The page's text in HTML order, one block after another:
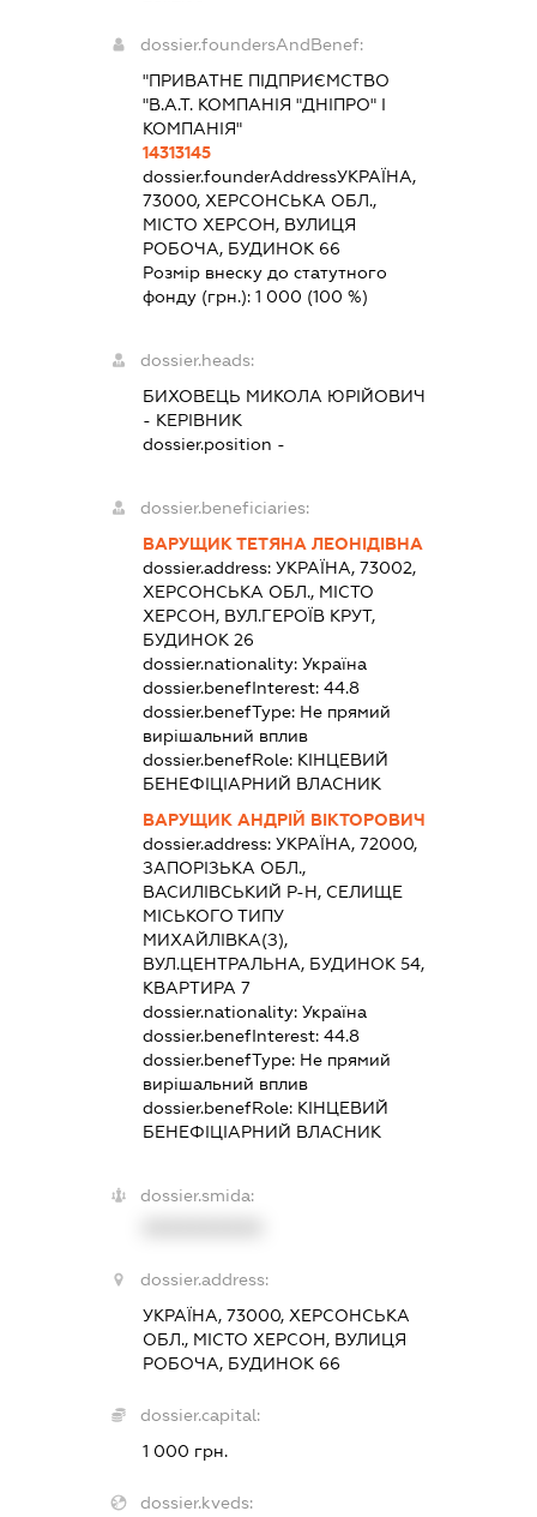
dossier.foundersAndBenef:
"ПРИВАТНЕ ПІДПРИЄМСТВО
"В.А.Т. КОМПАНІЯ "ДНІПРО" І
КОМПАНІЯ"
14313145
dossier.founderAddressУКРАЇНА,
73000, ХЕРСОНСЬКА ОБЛ.,
МІСТО ХЕРСОН, ВУЛИЦЯ
РОБОЧА, БУДИНОК 66
Розмір внеску до статутного
фонду (грн.):1 000 (100 %)
dossier.heads:
БИХОВЕЦЬ МИКОЛА ЮРІЙОВИЧ
- КЕРІВНИК
dossier.position -
dossier.beneficiaries:
ВАРУЩИК ТЕТЯНА ЛЕОНІДІВНА
dossier.address:УКРАЇНА, 73002,
ХЕРСОНСЬКА ОБЛ., МІСТО
ХЕРСОН, ВУЛ.ГЕРОЇВ КРУТ,
БУДИНОК 26
dossier.nationality:Україна
dossier.benefInterest:44.8
dossier.benefType: Не прямий
вирішальний вплив
dossier.benefRole: КІНЦЕВИЙ
БЕНЕФІЦІАРНИЙ ВЛАСНИК
ВАРУЩИК АНДРІЙ ВІКТОРОВИЧ
dossier.address:УКРАЇНА, 72000,
ЗАПОРІЗЬКА ОБЛ.,
ВАСИЛІВСЬКИЙ Р-Н, СЕЛИЩЕ
МІСЬКОГО ТИПУ
МИХАЙЛІВКА(З),
ВУЛ.ЦЕНТРАЛЬНА, БУДИНОК 54,
КВАРТИРА 7
dossier.nationality:Україна
dossier.benefInterest:44.8
dossier.benefType: Не прямий
вирішальний вплив
dossier.benefRole: КІНЦЕВИЙ
БЕНЕФІЦІАРНИЙ ВЛАСНИК
dossier.smida:
dossier.address:
УКРАЇНА, 73000, ХЕРСОНСЬКА
ОБЛ., МІСТО ХЕРСОН, ВУЛИЦЯ
РОБОЧА, БУДИНОК 66
dossier.capital:
1 000 грн.
dossier.kveds: